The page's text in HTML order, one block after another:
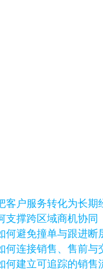
客户服务转化为长期
支撑跨区域商机协同
何避免撞单与跟进断
何连接销售、售前与
何建立可追踪的销售